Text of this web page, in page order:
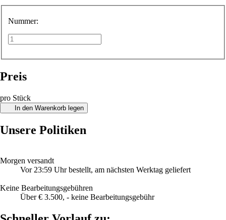
Nummer:
Preis
pro Stück
In den Warenkorb legen
Unsere Politiken
Morgen versandt
Vor 23:59 Uhr bestellt, am nächsten Werktag geliefert
Keine Bearbeitungsgebühren
Über € 3.500, - keine Bearbeitungsgebühr